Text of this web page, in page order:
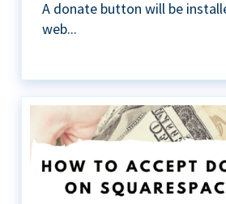
A donate button will be
web...